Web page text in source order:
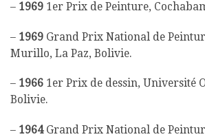
– 1969 1er Prix de Peinture,
– 1969 Grand Prix National de
Murillo, La Paz, Bolivie.
– 1966 1er Prix de dessin, Université
Bolivie.
– 1964 Grand Prix National de